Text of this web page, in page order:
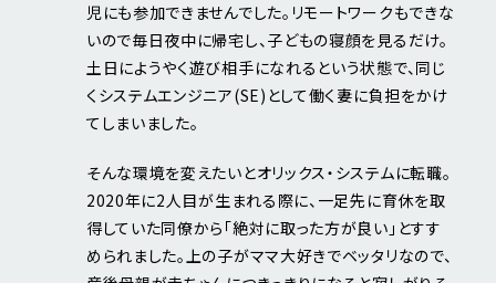
児にも参加できませんでした。リモートワークもできな
いので毎日夜中に帰宅し、子どもの寝顔を見るだけ。
土日にようやく遊び相手になれるという状態で、同じ
くシステムエンジニア(SE)として働く妻に負担をかけ
てしまいました。
そんな環境を変えたいとオリックス・システムに転職。
2020年に2人目が生まれる際に、一足先に育休を取
得していた同僚から「絶対に取った方が良い」とすす
められました。上の子がママ大好きでベッタリなので、